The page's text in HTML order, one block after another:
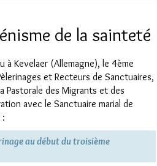
de la sainteté
à Kevelaer (Allemagne), le 4ème
et Recteurs de Sanctuaires,
Pastorale des Migrants et des
avec le Sanctuaire marial de
:
au début du troisième